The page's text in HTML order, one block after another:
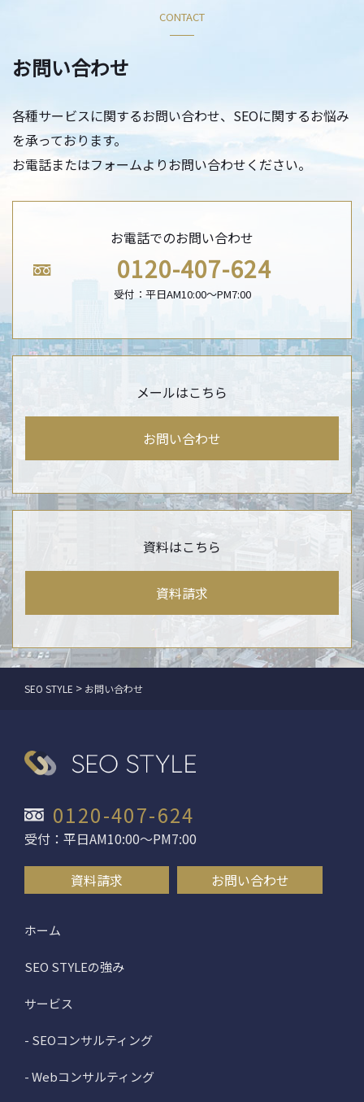
CONTACT
お問い合わせ
各種サービスに関するお問い合わせ、SEOに関するお悩み
を承っております。
お電話またはフォームよりお問い合わせください。
お電話でのお問い合わせ
0120-407-624
受付：平日AM10:00〜PM7:00
メールはこちら
お問い合わせ
資料はこちら
資料請求
SEO STYLE > お問い合わせ
0120-407-624
受付：平日AM10:00〜PM7:00
資料請求 お問い合わせ
ホーム
SEO STYLEの強み
サービス
- SEOコンサルティング
- Webコンサルティング